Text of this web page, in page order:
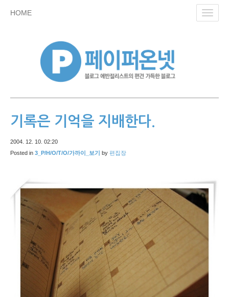
HOME
기록은 기억을 지배한다.
2004. 12. 10. 02:20
Posted in 3_P/H/O/T/O/가까이_보기 by 편집장